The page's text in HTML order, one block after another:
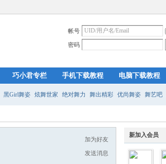
帐号
密码
巧小君专栏 手机下载教程 电脑下载教程
黑Girl舞姿 炫舞世家 绝对舞力 舞出精彩 优尚舞姿 舞艺吧
新加入会员
加为好友
发送消息